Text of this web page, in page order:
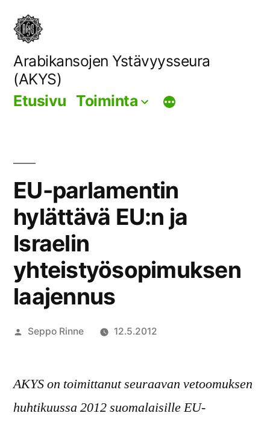
Siirry
sisältöön
Arabikansojen Ystävyysseura
(AKYS)
Etusivu Toiminta
EU-parlamentin
hylättävä EU:n ja
Israelin
yhteistyösopimuksen
laajennus
Artikkelin
Seppo Rinne 12.5.2012
AKYS on toimittanut seuraavan vetoomuksen
huhtikuussa 2012 suomalaisille EU-